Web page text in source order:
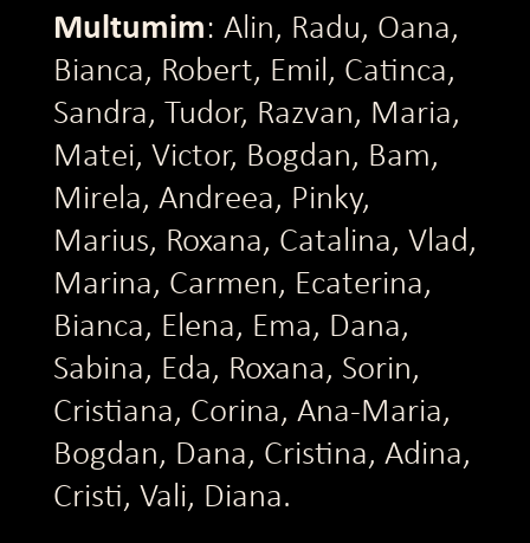
Multumim: Alin, Radu, Oana,
Bianca, Robert, Emil, Catinca,
Sandra, Tudor, Razvan, Maria,
Matei, Victor, Bogdan, Bam,
Mirela, Andreea, Pinky,
Marius, Roxana, Catalina, Vlad,
Marina, Carmen, Ecaterina,
Bianca, Elena, Ema, Dana,
Sabina, Eda, Roxana, Sorin,
Cristiana, Corina, Ana-Maria,
Bogdan, Dana, Cristina, Adina,
Cristi, Vali, Diana.